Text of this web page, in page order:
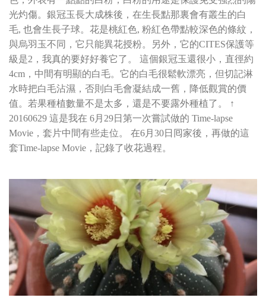
光灼傷。銀冠玉長大成株後，在生長點那裏會有叢生的白
毛, 也會生長子球。花是桃紅色, 粉紅色帶點較深色的條紋，
與烏羽玉不同，它只能異花授粉。另外，它的CITES保護等
級是2，我真的要好好養它了。 這個銀冠玉還很小，直徑約
4cm，中間有明顯的白毛。它的白毛很鬆軟漂亮，但切記淋
水時把白毛沾濕，否則白毛會凝結成一舊，降低觀賞的價
值。若果種植數量不是太多，還是不要露外種植了。 ↑
20160629 這是我在 6月29日第一次嘗試做的 Time-lapse
Movie，套片中間有些走位。 在6月30日囘家後，再做的這
套Time-lapse Movie，記錄了收花過程。